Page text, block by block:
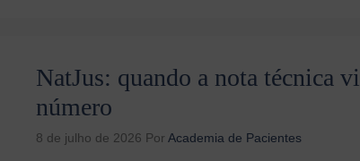
NatJus: quando a nota técnica
número
8 de julho de 2026 Por Academia de Pacientes